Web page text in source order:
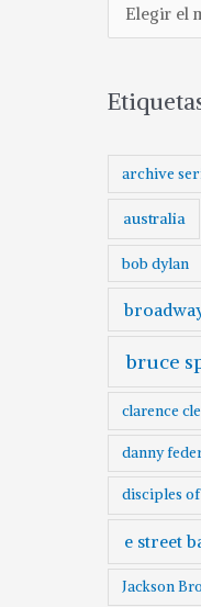
archive
australia
bob dylan
bruce
clarence
danny
disciples
e street
Jackson